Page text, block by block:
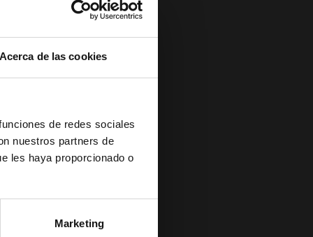
Acerca de las cookies
de redes sociales
nuestros partners de
les haya proporcionado o
Marketing